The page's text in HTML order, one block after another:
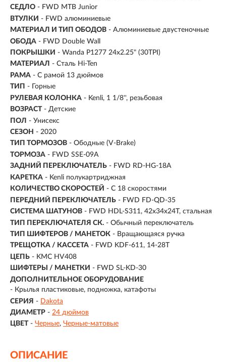
СЕДЛО - FWD MTB Junior
ВТУЛКИ - FWD алюминиевые
МАТЕРИАЛ И ТИП ОБОДОВ - Алюминиевые двустеночные
ОБОДА - FWD Double Wall
ПОКРЫШКИ - Wanda P1277 24x2.25" (30TPI)
МАТЕРИАЛ - Сталь Hi-Ten
РАМА - С рамой 13 дюймов
ТИП -
Горные
РУЛЕВАЯ КОЛОНКА - Kenli, 1 1/8'', резьбовая
ВОЗРАСТ - Детские
ПОЛ - Унисекс
СЕЗОН - 2020
ТИП ТОРМОЗОВ - Ободные (V-Brake)
ТОРМОЗА - FWD SSE-09A
ЗАДНИЙ ПЕРЕКЛЮЧАТЕЛЬ - FWD RD-HG-18A
КАРЕТКА - Kenli полукартриджная
КОЛИЧЕСТВО СКОРОСТЕЙ - С 18 скоростями
ПЕРЕДНИЙ ПЕРЕКЛЮЧАТЕЛЬ - FWD FD-QD-35
СИСТЕМА ШАТУНОВ - FWD HDL-S311, 42x34x24T, стальная
ТИП ПЕРЕКЛЮЧАТЕЛЯ СК. - Обычный переключатель
ТИП ШИФТЕРОВ / МАНЕТОК - Вращающаяся ручка
ТРЕЩОТКА / КАССЕТА - FWD KDF-611, 14-28T
ЦЕПЬ - KMC HV408
ШИФТЕРЫ / МАНЕТКИ - FWD SL-KD-30
ДОПОЛНИТЕЛЬНОЕ ОБОРУДОВАНИЕ
- Крылья пластиковые, подножка, катафоты
СЕРИЯ - Dakota
ДИАМЕТР - 24 дюймов
ЦВЕТ - Черные Черные-матовые
ОПИСАНИЕ